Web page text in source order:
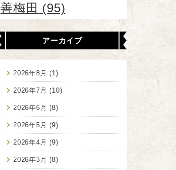
善梅田 (95)
アーカイブ
2026年8月 (1)
2026年7月 (10)
2026年6月 (8)
2026年5月 (9)
2026年4月 (9)
2026年3月 (8)